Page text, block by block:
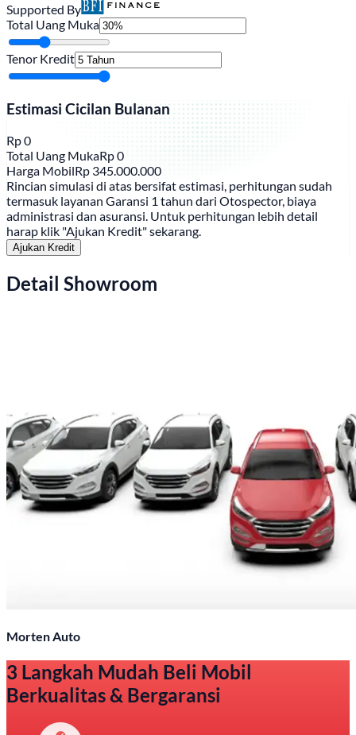
Supported By
Total Uang Muka
Tenor Kredit
Estimasi Cicilan Bulanan
Rp0
Total Uang MukaRp0
Harga MobilRp 345.000.000
Rincian simulasi di atas bersifat estimasi, perhitungan sudah
termasuk layanan Garansi 1 tahun dari Otospector, biaya
administrasi dan asuransi. Untuk perhitungan lebih detail
harap klik "Ajukan Kredit" sekarang.
Ajukan Kredit
Detail Showroom
Morten Auto
3 Langkah Mudah Beli Mobil
Berkualitas & Bergaransi